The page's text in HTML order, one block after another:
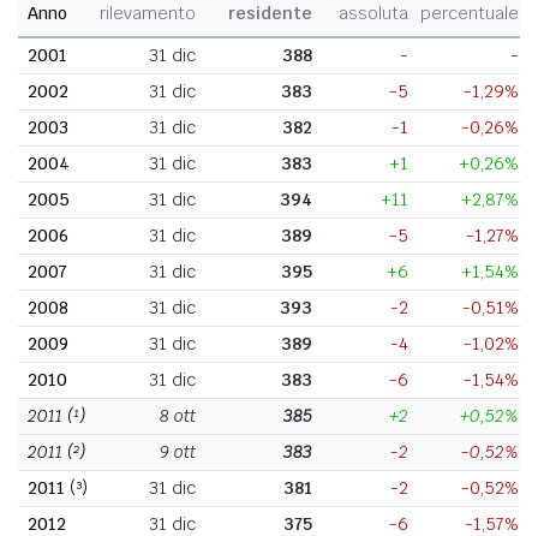
Anno
rilevamento
residente
assoluta
percentuale
2001
31 dic 388 -
-
2002
31 dic 383 -5
-1,29%
2003
31 dic 382 -1
-0,26%
2004
31 dic 383 +1
+0,26%
2005
31 dic 394 +11
+2,87%
2006
31 dic 389 -5
-1,27%
2007
31 dic 395 +6
+1,54%
2008
31 dic 393 -2
-0,51%
2009
31 dic 389 -4
-1,02%
2010
31 dic 383 -6
-1,54%
2011 (¹) 8 ott 385 +2
+0,52%
2011 (²) 9 ott 383 -2
-0,52%
2011 (³) 31 dic 381 -2
-0,52%
2012
31 dic 375 -6
-1,57%